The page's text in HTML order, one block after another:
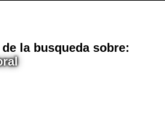
la busqueda sobre: